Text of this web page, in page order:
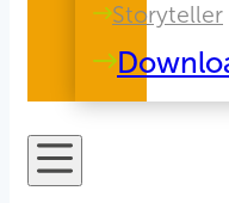
Storyteller